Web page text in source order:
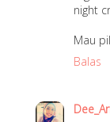
night
Mau
Balas